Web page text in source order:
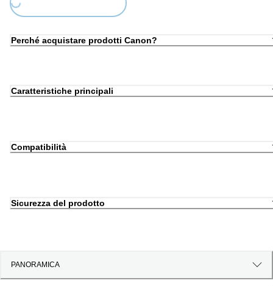
Loading...
Perché acquistare prodotti Canon?
Caratteristiche principali
Compatibilità
Sicurezza del prodotto
PANORAMICA